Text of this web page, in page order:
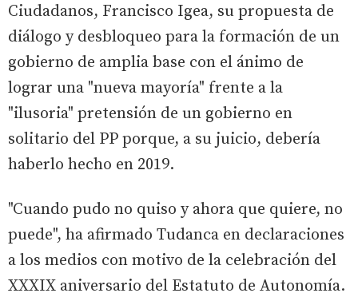
Ciudadanos, Francisco Igea, su propuesta de
diálogo y desbloqueo para la formación de un
gobierno de amplia base con el ánimo de
lograr una "nueva mayoría" frente a la
"ilusoria" pretensión de un gobierno en
solitario del PP porque, a su juicio, debería
haberlo hecho en 2019.
"Cuando pudo no quiso y ahora que quiere, no
puede", ha afirmado Tudanca en declaraciones
a los medios con motivo de la celebración del
XXXIX aniversario del Estatuto de Autonomía.